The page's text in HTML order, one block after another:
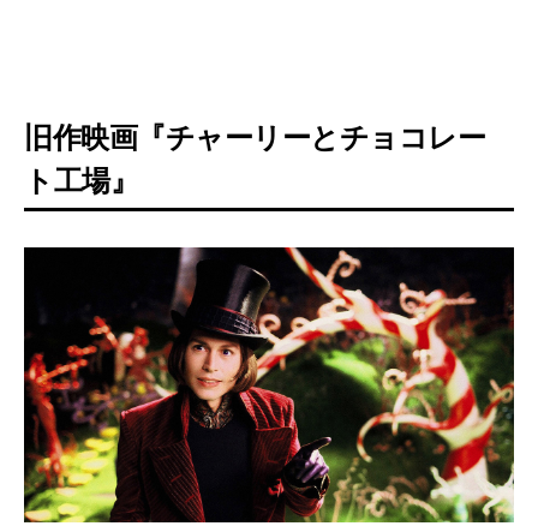
旧作映画『チャーリーとチョコレー
ト工場』